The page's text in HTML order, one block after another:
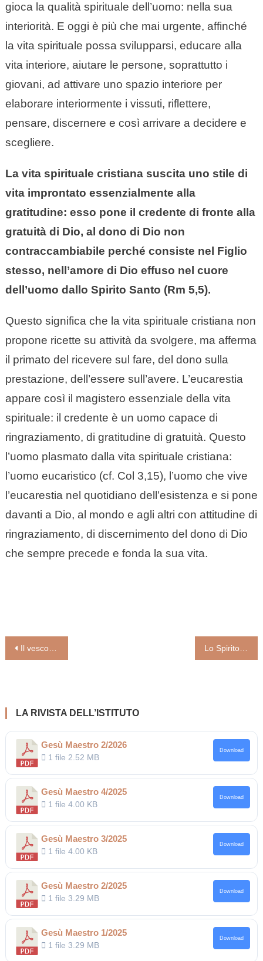
gioca la qualità spirituale dell’uomo: nella sua
interiorità. E oggi è più che mai urgente, affinché
la vita spirituale possa svilupparsi, educare alla
vita interiore, aiutare le persone, soprattutto i
giovani, ad attivare uno spazio interiore per
elaborare interiormente i vissuti, riflettere,
pensare, discernere e così arrivare a decidere e
scegliere.
La vita spirituale cristiana suscita uno stile di
vita improntato essenzialmente alla
gratitudine: esso pone il credente di fronte alla
gratuità di Dio, al dono di Dio non
contraccambiabile perché consiste nel Figlio
stesso, nell’amore di Dio effuso nel cuore
dell’uomo dallo Spirito Santo (Rm 5,5).
Questo significa che la vita spirituale cristiana non
propone ricette su attività da svolgere, ma afferma
il primato del ricevere sul fare, del dono sulla
prestazione, dell’essere sull’avere. L’eucarestia
appare così il magistero essenziale della vita
spirituale: il credente è un uomo capace di
ringraziamento, di gratitudine di gratuità. Questo
l’uomo plasmato dalla vita spirituale cristiana:
l’uomo eucaristico (cf. Col 3,15), l’uomo che vive
l’eucarestia nel quotidiano dell’esistenza e si pone
davanti a Dio, al mondo e agli altri con attitudine di
ringraziamento, di discernimento del dono di Dio
che sempre precede e fonda la sua vita.
Navigazione
Il vescovo di Livorno, Mons. Simone Giusti, apre ai matrimoni religiosi in casa Lo Spirito Santo in noi ci divinizza (Michelina Tenace)
LA RIVISTA DELL’ISTITUTO
Gesù Maestro 2/2026
1 file 2.52 MB
Download
Gesù Maestro 4/2025
1 file4.00 KB
Download
Gesù Maestro 3/2025
1 file4.00 KB
Download
Gesù Maestro 2/2025
1 file3.29 MB
Download
Gesù Maestro 1/2025
1 file3.29 MB
Download